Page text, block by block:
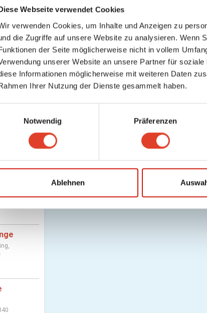
Diese Webseite verwendet Cookies
verwenden Cookies, um Inhalte und Anzeigen zu
die Zugriffe auf unsere Website zu analysieren. Wenn
der Seite möglicherweise nicht in vollem
unserer Website an unsere Partner für
Informationen möglicherweise mit weiteren Daten
Ihrer Nutzung der Dienste gesammelt haben.
Notwendig Präferenzen
Ablehnen
ist,
und
Wien
Sehr empfehlenswert!
gefühlt.